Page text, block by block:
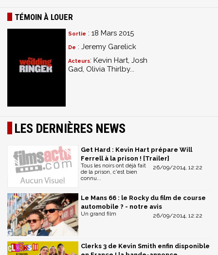
TÉMOIN À LOUER
Sortie : 18 Mars 2015
De : Jeremy Garelick
Acteurs: Kevin Hart, Josh
Gad, Olivia Thirlby...
LES DERNIÈRES NEWS
Get Hard : Kevin Hart prépare Will
Ferrell à la prison ! [Trailer]
26/09/2014, 12:22
Tous les noirs ont déjà fait
de la prison, c'est bien
connu...
Le Mans 66 : le Rocky du film de course
automobile ? - notre avis
26/09/2014, 12:22
Un grand film
Clerks 3 de Kevin Smith enfin disponible